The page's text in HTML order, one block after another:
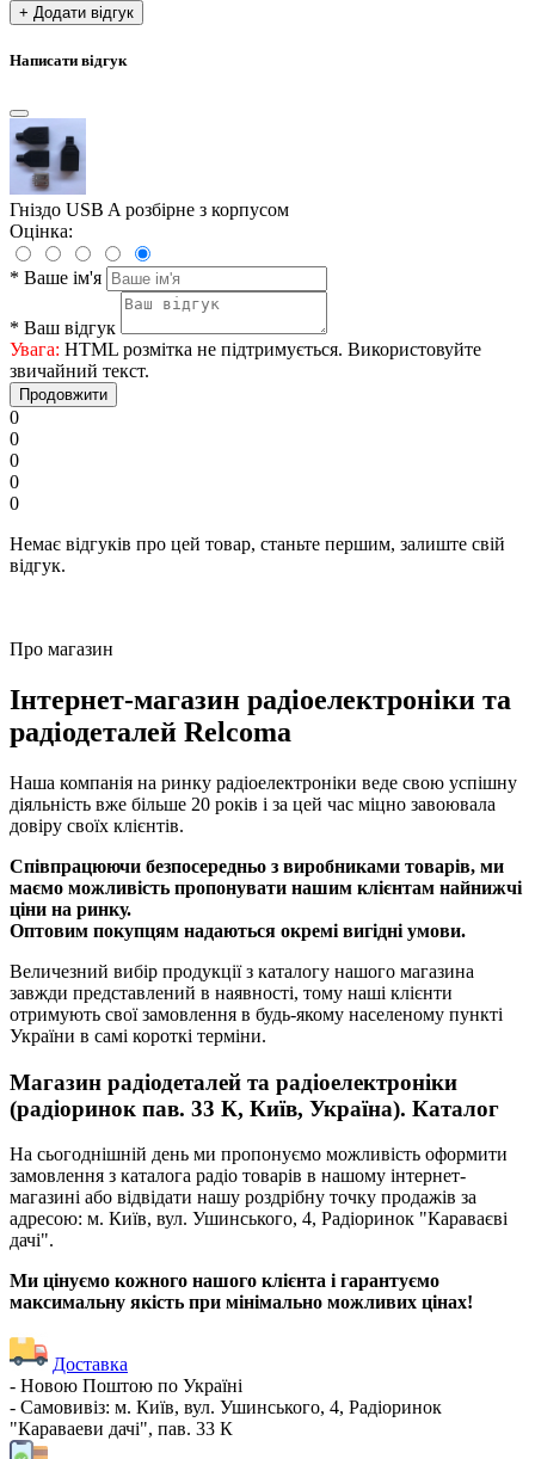
+ Додати відгук
Написати відгук
Гніздо USB A розбірне з корпусом
Оцінка:
* Ваше ім'я
* Ваш відгук
Увага: HTML розмітка не підтримується. Використовуйте
звичайний текст.
Продовжити
0
0
0
0
0
Немає відгуків про цей товар, станьте першим, залиште свій
відгук.
Про магазин
Інтернет-магазин радіоелектроніки та
радіодеталей Relcoma
Наша компанія на ринку радіоелектроніки веде свою успішну
діяльність вже більше 20 років і за цей час міцно завоювала
довіру своїх клієнтів.
Співпрацюючи безпосередньо з виробниками товарів, ми
маємо можливість пропонувати нашим клієнтам найнижчі
ціни на ринку.
Оптовим покупцям надаються окремі вигідні умови.
Величезний вибір продукції з каталогу нашого магазина
завжди представлений в наявності, тому наші клієнти
отримують свої замовлення в будь-якому населеному пункті
України в самі короткі терміни.
Магазин радіодеталей та радіоелектроніки
(радіоринок пав. 33 К, Київ, Україна). Каталог
На сьогоднішній день ми пропонуємо можливість оформити
замовлення з каталога радіо товарів в нашому інтернет-
магазині або відвідати нашу роздрібну точку продажів за
адресою: м. Київ, вул. Ушинського, 4, Радіоринок "Караваєві
дачі".
Ми цінуємо кожного нашого клієнта і гарантуємо
максимальну якість при мінімально можливих цінах!
Доставка
- Новою Поштою по Україні
- Самовивіз: м. Київ, вул. Ушинського, 4, Радіоринок
"Караваеви дачі", пав. 33 К